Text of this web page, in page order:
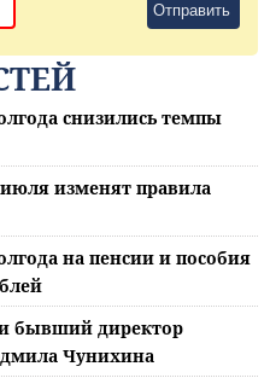
Отправить
снизились темпы
июля изменят правила
на пенсии и пособия
бывший директор
Чунихина